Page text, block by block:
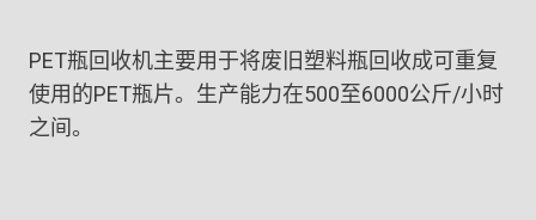
PET瓶回收机主要用于将废旧塑料瓶回收成可重复
使用的PET瓶片。生产能力在500至6000公斤/小时
之间。